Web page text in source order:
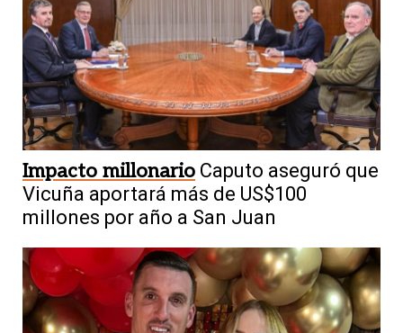
Impacto millonario Caputo aseguró que
Vicuña aportará más de US$100
millones por año a San Juan